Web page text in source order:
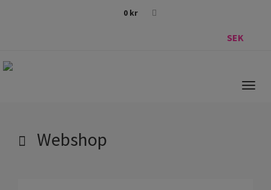
0 kr
SEK
Webshop